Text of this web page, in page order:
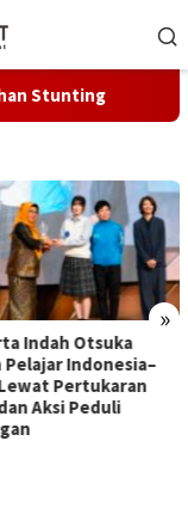
»
Indah Otsuka
Indonesia–
Pertukaran
Aksi Peduli